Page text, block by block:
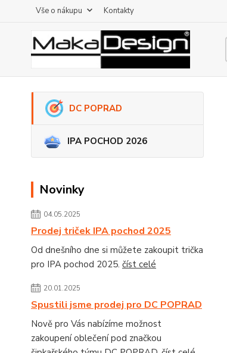
Vše o nákupu Kontakty
DC POPRAD
IPA POCHOD 2026
Novinky
04.05.2025
Prodej triček IPA pochod 2025
Od dnešního dne si můžete zakoupit trička
pro IPA pochod 2025. číst celé
20.01.2025
Spustili jsme prodej pro DC POPRAD
Nově pro Vás nabízíme možnost
zakoupení oblečení pod značkou